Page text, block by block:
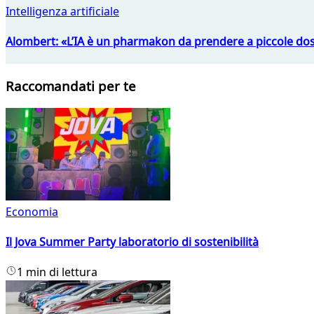
Intelligenza artificiale
Alombert: «L’IA è un pharmakon da prendere a piccole
Raccomandati per te
Economia
Il Jova Summer Party laboratorio di sostenibilità
1 min di lettura